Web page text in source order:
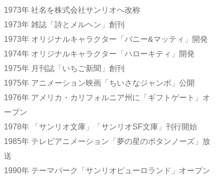
1973年 社名を株式会社サンリオへ改称
1973年 雑誌「詩とメルヘン」創刊
1973年 オリジナルキャラクター「バニー&マッティ」開発
1974年 オリジナルキャラクター「ハローキティ」開発
1975年 月刊誌「いちご新聞」創刊
1975年 アニメーション映画「ちいさなジャンボ」公開
1976年 アメリカ・カリフォルニア州に「ギフトゲート」オ
ープン
1978年 「サンリオ文庫」「サンリオSF文庫」刊行開始
1985年 テレビアニメーション「夢の星のボタンノーズ」放
送
1990年 テーマパーク「サンリオピューロランド」オープン